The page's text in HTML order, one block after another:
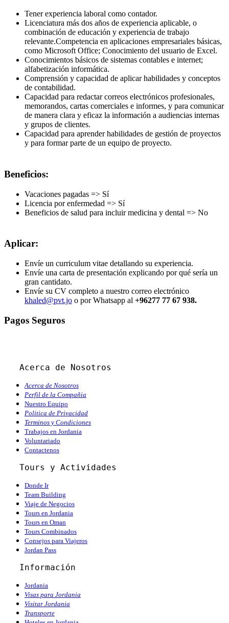
Tener experiencia laboral como contador.
Licenciatura más dos años de experiencia aplicable, o
combinación de educación y experiencia de trabajo
relevante.Competencia en aplicaciones empresariales básicas,
como Microsoft Office; Conocimiento del usuario de Excel.
Conocimientos básicos de sistemas contables e internet;
alfabetización informática.
Comprensión y capacidad de aplicar habilidades y conceptos
de contabilidad.
Capacidad para redactar correos electrónicos profesionales,
memorandos, cartas comerciales e informes, y para comunicar
de manera clara y eficaz la información a audiencias internas
y grupos de clientes.
Capacidad para aprender habilidades de gestión de proyectos
y para formar parte de un equipo de proyecto.
Beneficios:
Vacaciones pagadas => Sí
Licencia por enfermedad => Sí
Beneficios de salud para incluir medicina y dental => No
Aplicar:
Envíe un curriculum vitae detallando su experiencia.
Envíe una carta de presentación explicando por qué sería un
gran cantidato.
Envíe su CV completo a nuestro correo electrónico
khaled@pvt.jo o por Whatsapp al +96277 77 67 938.
Pagos Seguros
Acerca de Nosotros
Acerca de Nosotros
Perfil de la Compañia
Nuestro Equipo
Politica de Privacidad
Terminos y Condiciones
Trabajos en Jordania
Voluntariado
Contactenos
Tours y Actividades
Donde Ir
Team Building
Viaje de Negocios
Tours en Jordania
Tours en Oman
Tours Combinados
Consejos para Viajeros
Jordan Pass
Información
Jordania
Visas para Jordania
Visitar Jordania
Transporte